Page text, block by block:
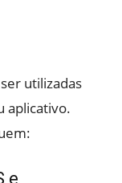
utilizadas
aplicativo.
e